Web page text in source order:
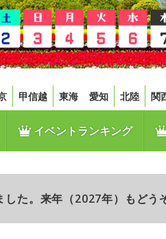
甲信越 東海 愛知 北陸 関
イベントランキング
た。来年（2027年）もどう